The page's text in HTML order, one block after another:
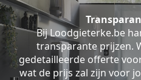
Bij Loodgieterke.be
transparante prijzen.
gedetailleerde offerte
wat de prijs zal zijn voor